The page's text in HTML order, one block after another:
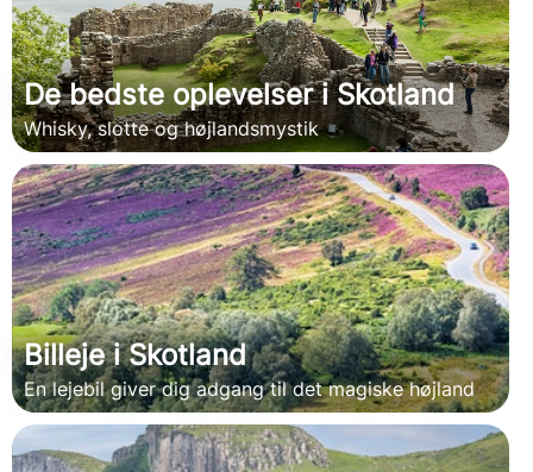
De bedste oplevelser i Skotland
Whisky, slotte og højlandsmystik
Billeje i Skotland
En lejebil giver dig adgang til det magiske højland